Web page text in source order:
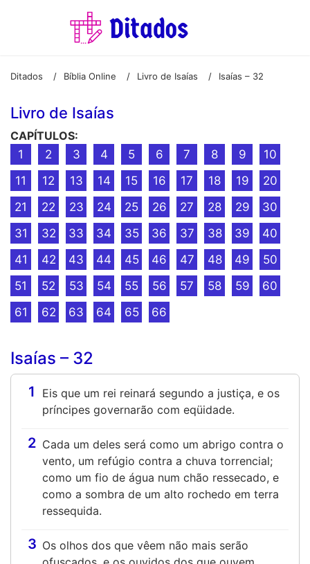
Ditados / Bíblia Online / Livro de Isaías / Isaías – 32
Livro de Isaías
CAPÍTULOS:
1
2 3 4 5 6 7 8 9
10
11
12 13 14 15 16 17 18 19
20
21
22 23 24 25 26 27 28 29
30
31
32 33 34 35 36 37 38 39
40
41
42 43 44 45 46 47 48 49
50
51
52 53 54 55 56 57 58 59
60
61
62 63 64 65 66
Isaías – 32
1
Eis que um rei reinará segundo a justiça, e os
príncipes governarão com eqüidade.
2 Cada um deles será como um abrigo contra o
vento, um refúgio contra a chuva torrencial;
como um fio de água num chão ressecado, e
como a sombra de um alto rochedo em terra
ressequida.
3 Os olhos dos que vêem não mais serão